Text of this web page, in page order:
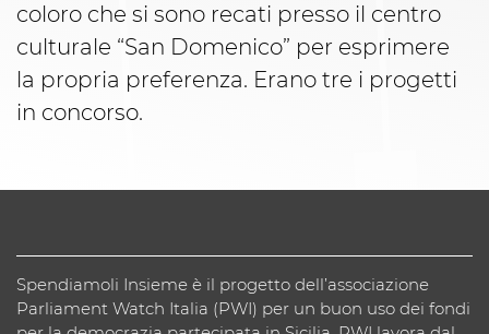
coloro che si sono recati presso il centro
culturale “San Domenico” per esprimere
la propria preferenza. Erano tre i progetti
in concorso.
Spendiamoli Insieme è il progetto dell’associazione
Parliament Watch Italia (PWI) per un buon uso dei fondi